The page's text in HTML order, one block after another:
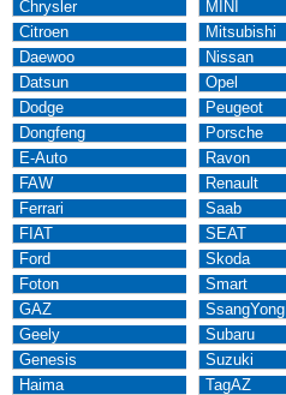
Chrysler
Citroen
Daewoo
Datsun
Dodge
Dongfeng
E-Auto
FAW
Ferrari
FIAT
Ford
Foton
GAZ
Geely
Genesis
Haima
MINI
Mitsubishi
Nissan
Opel
Peugeot
Porsche
Ravon
Renault
Saab
SEAT
Skoda
Smart
SsangYong
Subaru
Suzuki
TagAZ